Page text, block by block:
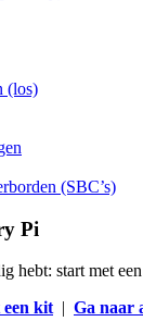
(los)
(SBC’s)
Pi
hebt: start met
een kit| Ga naar